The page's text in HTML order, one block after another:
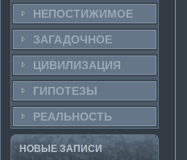
НЕПОСТИ­ЖИМОЕ
ЗАГАДОЧНΟЕ
ЦИВИЛИЗАЦИЯ
ГИПОТЕЗЫ
РЕАЛЬНΟСТЬ
НОВЫЕ ЗАПИСИ